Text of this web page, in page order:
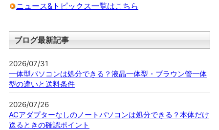
ニュース&トピックス一覧はこちら
ブログ最新記事
2026/07/31
一体型パソコンは処分できる？液晶一体型・ブラウン管一体
型の違いと送料条件
2026/07/26
ACアダプターなしのノートパソコンは処分できる？本体だけ
送るときの確認ポイント